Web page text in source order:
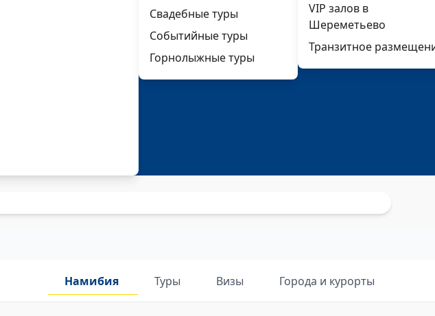
Свадебные туры
Событийные туры
Горнолыжные туры
VIP залов в
Шереметьево
Транзитное
Намибия Туры Визы Города и курорты